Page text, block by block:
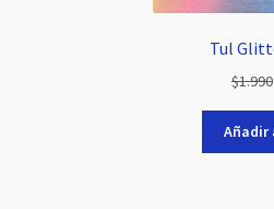
Tul
$1.990
Añadir